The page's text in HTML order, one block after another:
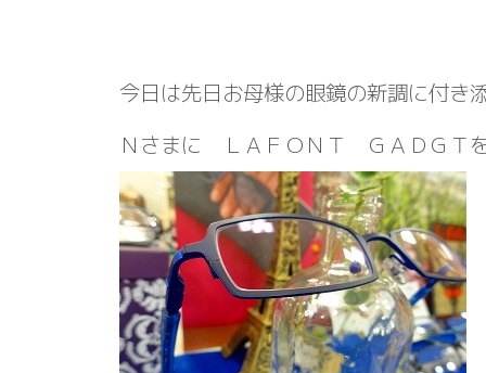
今日は先日お母様の眼鏡の新調に付き
Ｎさまに ＬＡＦＯＮＴ ＧＡＤＧＴ